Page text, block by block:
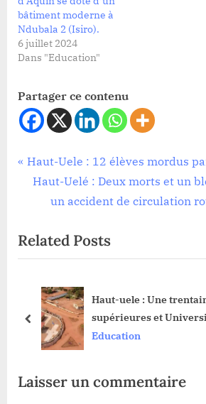
bâtiment moderne à
Ndubala 2 (Isiro).
6 juillet 2024
Dans "Education"
Partager ce contenu
Education
Navigation
P
i
o
P
t
Haut-Uele : 12 élèves mordus
N
t
P
Haut-Uelé : Deux morts et un
un accident de circulation
Related Posts
Haut-uele : Une
supérieures et
dans des locaux
Education
prev
Laisser un commentaire